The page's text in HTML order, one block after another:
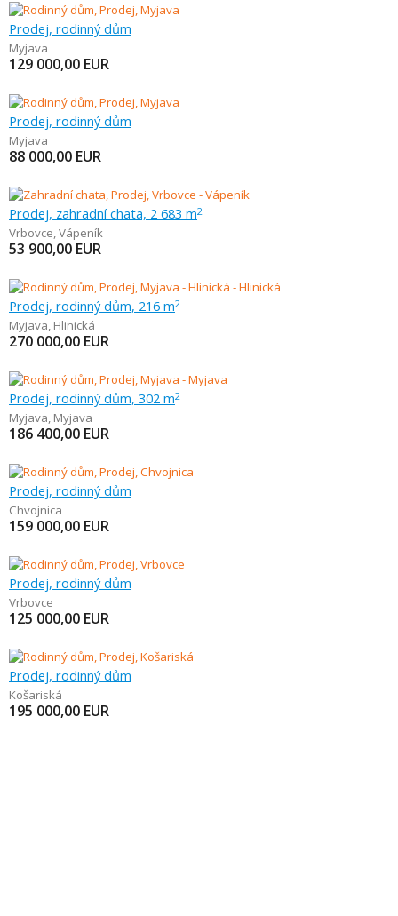
Prodej, rodinný dům
Myjava
129 000,00 EUR
Prodej, rodinný dům
Myjava
88 000,00 EUR
Prodej, zahradní chata, 2 683 m2
Vrbovce,Vápeník
53 900,00 EUR
Prodej, rodinný dům, 216 m2
Myjava, Hlinická
270 000,00 EUR
Prodej, rodinný dům, 302 m2
Myjava, Myjava
186 400,00 EUR
Prodej, rodinný dům
Chvojnica
159 000,00 EUR
Prodej, rodinný dům
Vrbovce
125 000,00 EUR
Prodej, rodinný dům
Košariská
195 000,00 EUR